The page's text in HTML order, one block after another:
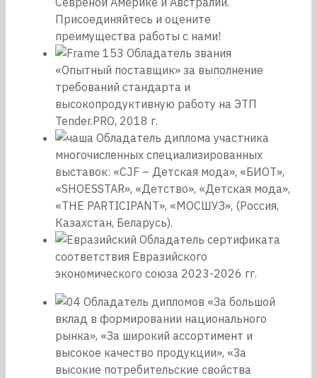
Присоединяйтесь и оцените
преимущества работы с нами!
Обладатель звания
«Опытный поставщик» за выполнение
требований стандарта и
высокопродуктивную работу на ЭТП
Tender.PRO, 2018 г.
Обладатель диплома участника
многочисленных специализированных
выставок: «CJF – Детская мода», «БИОТ»,
«SHOESSTAR», «Детство», «Детская мода»,
«THE PARTICIPANT», «МОСШУЗ», (Россия,
Казахстан, Беларусь).
Обладатель сертификата
соответствия Евразийского
экономического союза 2023-2026 гг.
Обладатель дипломов «За большой
вклад в формировании национального
рынка», «За широкий ассортимент и
высокое качество продукции», «За
высокие потребительские свойства